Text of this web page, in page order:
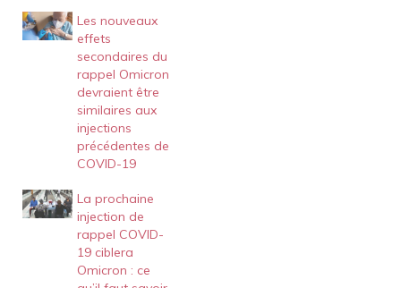
Les nouveaux
effets
secondaires du
rappel Omicron
devraient être
similaires aux
injections
précédentes de
COVID-19
La prochaine
injection de
rappel COVID-
19 ciblera
Omicron : ce